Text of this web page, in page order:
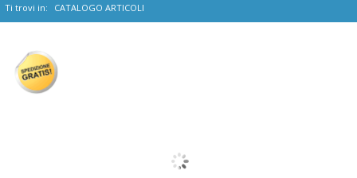
Ti trovi in: CATALOGO ARTICOLI